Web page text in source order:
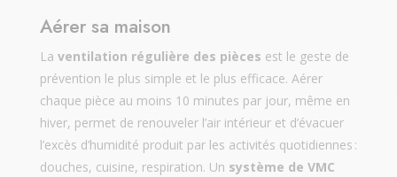
Aérer sa maison
La ventilation régulière des pièces est le geste de
prévention le plus simple et le plus efficace. Aérer
chaque pièce au moins 10 minutes par jour, même en
hiver, permet de renouveler l’air intérieur et d’évacuer
l’excès d’humidité produit par les activités quotidiennes :
douches, cuisine, respiration. Un système de VMC